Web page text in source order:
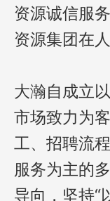
资源诚信服
资源集团在
大瀚自成立
市场致力为
工、招聘流
服务为主的
导向，坚持“